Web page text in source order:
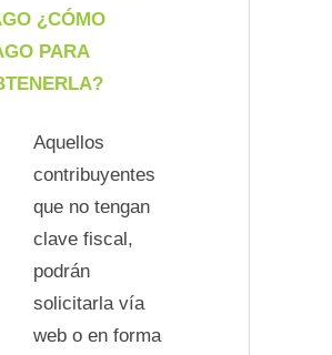
¿CÓMO
PARA
Aquellos
contribuyentes
que no tengan
clave fiscal,
podrán
solicitarla vía
web o en forma